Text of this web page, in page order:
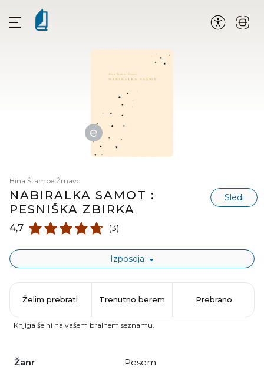
e
Bina Štampe Žmavc
NABIRALKA SAMOT :
PESNIŠKA ZBIRKA
Sledi
4,7 (3)
Izposoja
Žanr
pesem
Želim prebrati Trenutno berem Prebrano
Knjiga še ni na vašem bralnem seznamu.